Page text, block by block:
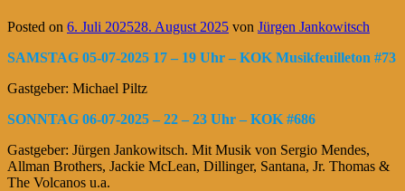
Posted on 6. Juli 202528. August 2025 von Jürgen Jankowitsch
SAMSTAG 05-07-2025 17 – 19 Uhr – KOK Musikfeuilleton #73
Gastgeber: Michael Piltz
SONNTAG 06-07-2025 – 22 – 23 Uhr – KOK #686
Gastgeber: Jürgen Jankowitsch. Mit Musik von Sergio Mendes,
Allman Brothers, Jackie McLean, Dillinger, Santana, Jr. Thomas &
The Volcanos u.a.